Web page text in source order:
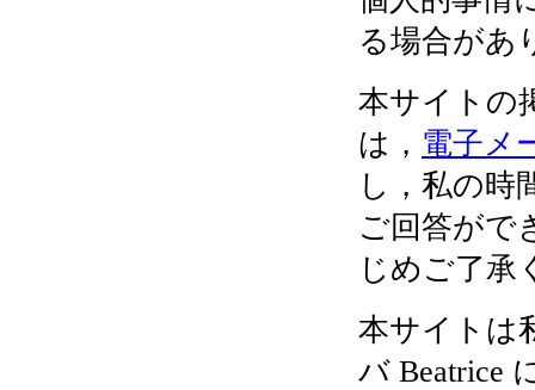
る場合があ
本サイトの
は， 電子メ
し，私の時
ご回答がで
じめご了承
本サイトは
バ Beatrice